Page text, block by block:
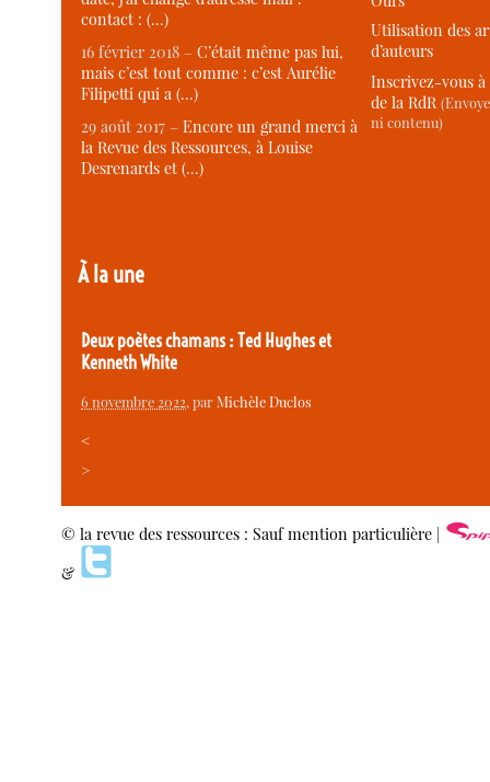
contact : (…)
16 février 2018 –C’était même pas lui,
mais c’est tout comme : c’est Aurélie
Filipetti qui a (…)
29 août 2017 –Encore un grand merci à
la Revue des Ressources, à Louise
Desrenards et (…)
À la une
Deux poètes chamans : Ted Hughes et
Kenneth White
6 novembre 2022, parMichèle Duclos
<
>
Utilisation des
d’auteurs
Inscrivez-vous
de la RdR
ni contenu)
© la revue des ressources : Sauf mention particulière |
&